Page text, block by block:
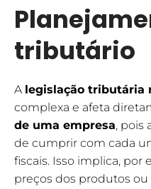
tributário
A legislação tributária
complexa e afeta
de uma empresa, pois
de cumprir com cada
fiscais. Isso implica, por
preços dos produtos ou